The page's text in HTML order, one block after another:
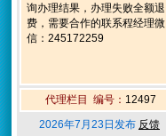
询办理结果，办理失败全额退
费，需要合作的联系程经理微
信：245172259
代理栏目 编号： 12497
2026年7月23日发布 反馈